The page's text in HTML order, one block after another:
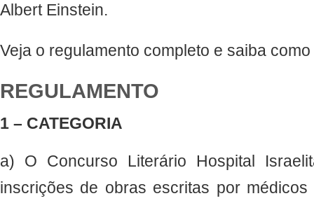
Albert Einstein.
Veja o regulamento completo e saiba
REGULAMENTO
1 – CATEGORIA
a) O Concurso Literário Hospital
inscrições de obras escritas por